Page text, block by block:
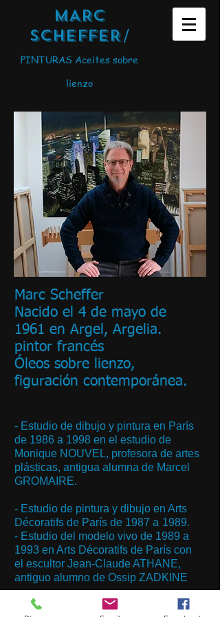
MARC
SCHEFFER/
PINTURAS Aceites sobre
lienzo
Marc Scheffer
Nacido el 4 de mayo de
1961 en Argel, Argelia.
pintor francés
Óleos sobre lienzo,
figuración contemporánea.
- Estudio de dibujo y pintura en París
de 1986 a 1998 en el estudio de
Monique NOUVEL, profesora de artes
plásticas, antigua alumna de Marcel
GROMAIRE.
- Estudio de pintura y dibujo en Arts
Décoratifs de París de 1987 a 1989.
- Estudio del modelo vivo de 1989 a
1993 en Arts Décoratifs de París con
el escultor Jean-Claude ATHANE,
antiguo alumno de Ossip ZADKINE
- Al ser todos estos cursos sin